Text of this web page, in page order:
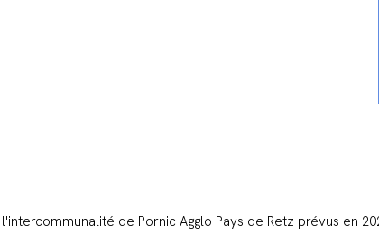
de Pornic Agglo Pays de Retz prévus en